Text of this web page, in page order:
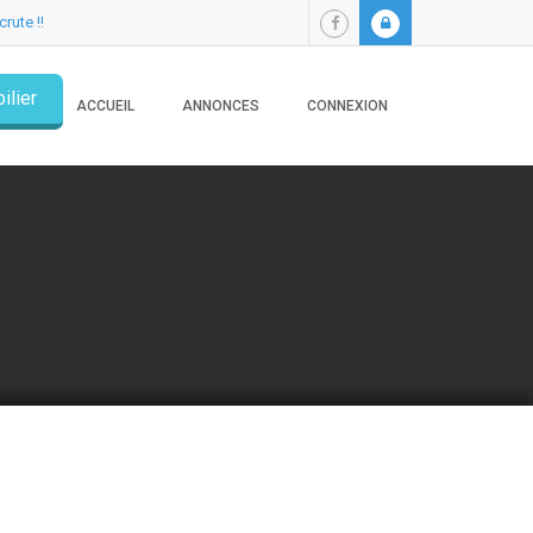
!!
ACCUEIL ANNONCES CONNEXION